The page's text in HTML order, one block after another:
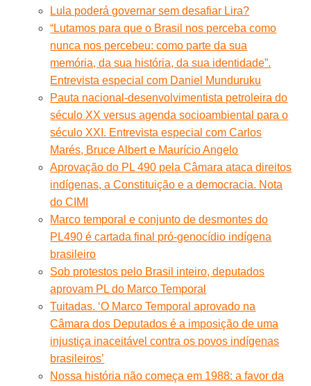
Lula poderá governar sem desafiar Lira?
“Lutamos para que o Brasil nos perceba como
nunca nos percebeu: como parte da sua
memória, da sua história, da sua identidade”.
Entrevista especial com Daniel Munduruku
Pauta nacional-desenvolvimentista petroleira do
século XX versus agenda socioambiental para o
século XXI. Entrevista especial com Carlos
Marés, Bruce Albert e Maurício Angelo
Aprovação do PL 490 pela Câmara ataca direitos
indígenas, a Constituição e a democracia. Nota
do CIMI
Marco temporal e conjunto de desmontes do
PL490 é cartada final pró-genocídio indígena
brasileiro
Sob protestos pelo Brasil inteiro, deputados
aprovam PL do Marco Temporal
Tuitadas. ‘O Marco Temporal aprovado na
Câmara dos Deputados é a imposição de uma
injustiça inaceitável contra os povos indígenas
brasileiros’
Nossa história não começa em 1988: a favor da